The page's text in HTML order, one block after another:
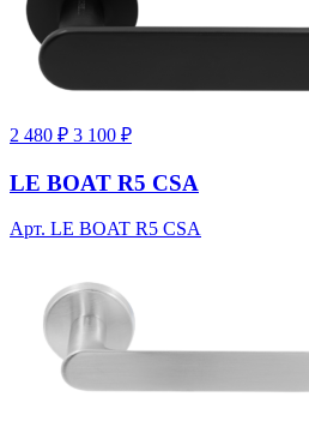
2 480 ₽ 3 100 ₽
LE BOAT R5 CSA
Арт. LE BOAT R5 CSA